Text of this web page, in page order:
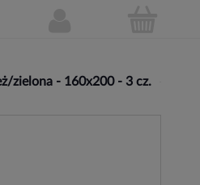
zielona - 160x200 - 3 cz.